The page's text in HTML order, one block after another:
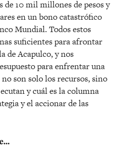
de 10 mil millones de pesos y
en un bono catastrófico
Mundial. Todos estos
suficientes para afrontar
de Acapulco, y nos
para enfrentar una
son solo los recursos, sino
y cuál es la columna
y el accionar de las